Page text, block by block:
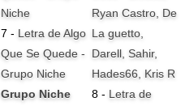
7 - Letra de Algo
Que Se Quede -
Grupo Niche
Grupo Niche
8 - Letra de